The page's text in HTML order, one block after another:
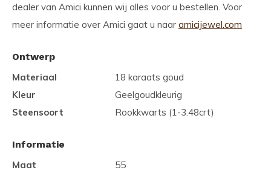
dealer van Amici kunnen wij alles voor u bestellen. Voor
meer informatie over Amici gaat u naar amicijewel.com
Ontwerp
Materiaal
18 karaats goud
Kleur
Geelgoudkleurig
Steensoort
Rookkwarts (1-3.48crt)
Informatie
Maat
55